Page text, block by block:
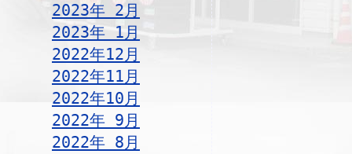
2023年 2月
2023年 1月
2022年12月
2022年11月
2022年10月
2022年 9月
2022年 8月